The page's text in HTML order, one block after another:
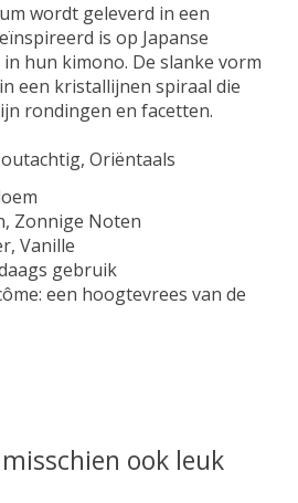
wordt geleverd in een
is op Japanse
hun kimono. De slanke vorm
een kristallijnen spiraal die
rondingen en facetten.
Oriëntaals
Zonnige Noten
Vanille
gebruik
een hoogtevrees van de
ook leuk